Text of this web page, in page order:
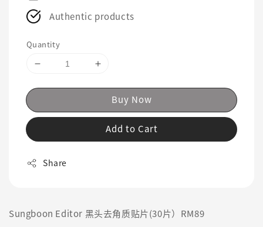
Authentic products
Quantity
Buy Now
Add to Cart
Share
Sungboon Editor 黑头去角质贴片(30片）RM89